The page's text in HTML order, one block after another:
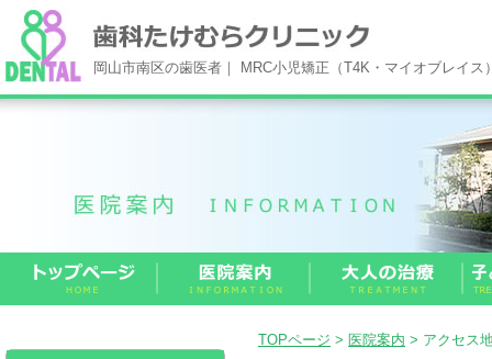
岡山市南区の歯医者｜ MRC小児矯正（T4K・マイオブレイ
TOPページ > 医院案内 > アクセス